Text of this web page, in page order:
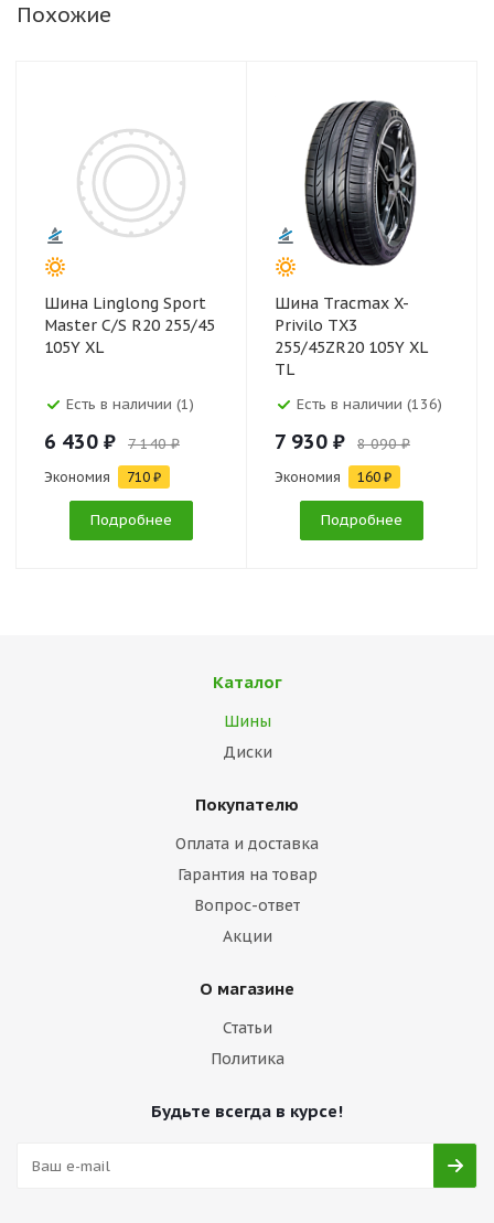
Похожие
Шина Linglong Sport
Master C/S R20 255/45
105Y XL
Есть в наличии (1)
6 430 ₽ 7 140 ₽
Экономия 710 ₽
Подробнее
Шина Tracmax X-
Privilo TX3
255/45ZR20 105Y XL
TL
Есть в наличии (136)
7 930 ₽ 8 090 ₽
Экономия 160 ₽
Подробнее
Каталог
Шины
Диски
Покупателю
Оплата и доставка
Гарантия на товар
Вопрос-ответ
Акции
О магазине
Статьи
Политика
Будьте всегда в курсе!